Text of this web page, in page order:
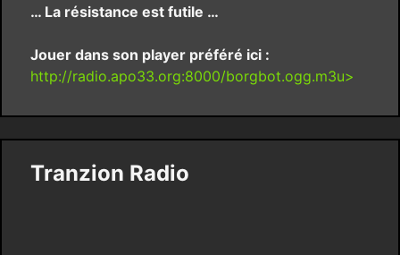
… La résistance est futile …
Jouer dans son player préféré ici :
http://radio.apo33.org:8000/borgbot.ogg.m3u>
Tranzion Radio